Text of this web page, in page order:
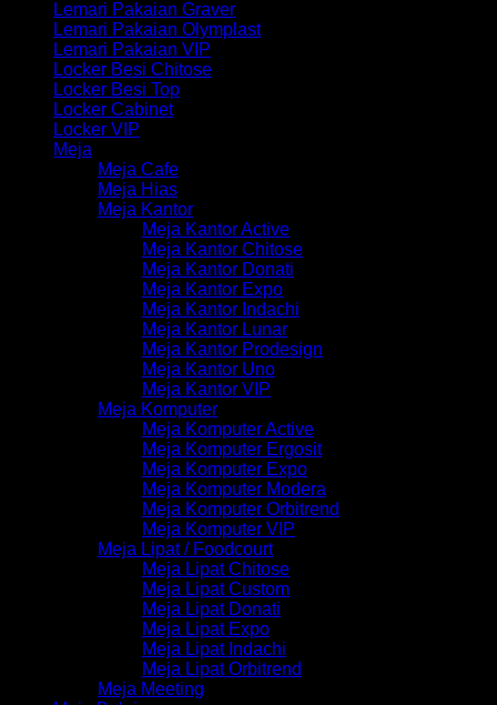
Lemari Pakaian Graver
Lemari Pakaian Olymplast
Lemari Pakaian VIP
Locker Besi Chitose
Locker Besi Top
Locker Cabinet
Locker VIP
Meja
Meja Cafe
Meja Hias
Meja Kantor
Meja Kantor Active
Meja Kantor Chitose
Meja Kantor Donati
Meja Kantor Expo
Meja Kantor Indachi
Meja Kantor Lunar
Meja Kantor Prodesign
Meja Kantor Uno
Meja Kantor VIP
Meja Komputer
Meja Komputer Active
Meja Komputer Ergosit
Meja Komputer Expo
Meja Komputer Modera
Meja Komputer Orbitrend
Meja Komputer VIP
Meja Lipat / Foodcourt
Meja Lipat Chitose
Meja Lipat Custom
Meja Lipat Donati
Meja Lipat Expo
Meja Lipat Indachi
Meja Lipat Orbitrend
Meja Meeting